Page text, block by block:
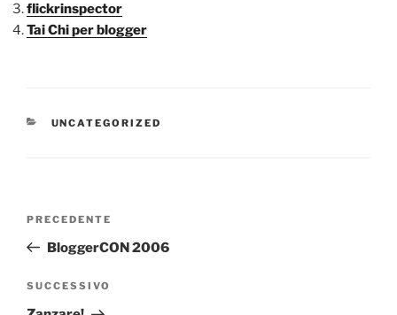
flickrinspector
Tai Chi per blogger
CATEGORIE
UNCATEGORIZED
Articolo
precedente:
PRECEDENTE
BloggerCON 2006
Articolo
successivo
SUCCESSIVO